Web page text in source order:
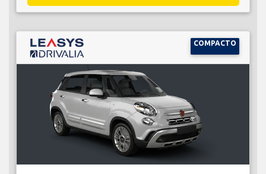
COMPACTO